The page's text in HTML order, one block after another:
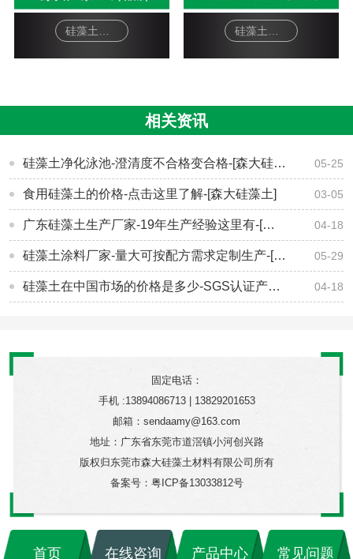
硅藻土面膜-软膜粉 硅藻土工艺品-杯垫
相关资讯
硅藻土净化泳池-澄清度不合格变合格-[森大硅藻土] 05-25
食用硅藻土的价格-点击这里了解-[森大硅藻土] 03-05
广东硅藻土生产厂家-19年生产经验这里有-[森大硅藻土] 04-18
硅藻土涂料厂家-量大可按配方需求定制生产-[森大硅藻土] 05-29
硅藻土在中国市场的价格是多少-SGS认证产品 品质可靠-[森大硅藻土] 04-18
固定电话：
手机 :13894086713 | 13829201653
邮箱：sendaamy@163.com
地址：广东省东莞市道滘镇小河创兴路
版权归东莞市森大硅藻土材料有限公司所有
备案号： 粤ICP备13033812号
首页 在线咨询 产品中心 常见问题